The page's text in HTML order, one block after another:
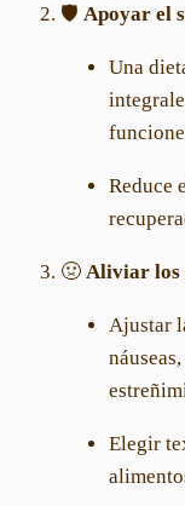
🛡️ Apoyar el
Una
Reduce
🤢 Aliviar los
Ajustar
Elegir